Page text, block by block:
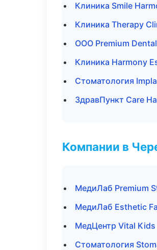
Клиника Smile
Клиника Therapy
ООО Premium
Клиника Harmony
Стоматология
ЗдравПункт Care
Компании в
МедиЛаб Premium
МедиЛаб Esthetic
МедЦентр Vital
Стоматология